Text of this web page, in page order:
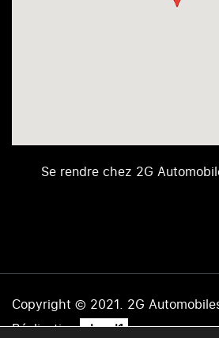
Se rendre chez 2G
Copyright © 2021. 2G
Réalisation .level1